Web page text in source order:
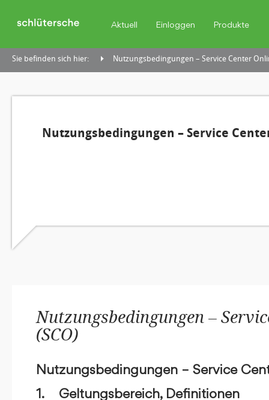
Aktuell Einloggen Produkte
Sie befinden sich hier: Nutzungsbedingungen – Service Center
Nutzungsbedingungen – Service
Nutzungsbedingungen –
(SCO)
Nutzungsbedingungen – Service
1. Geltungsbereich, Definitionen